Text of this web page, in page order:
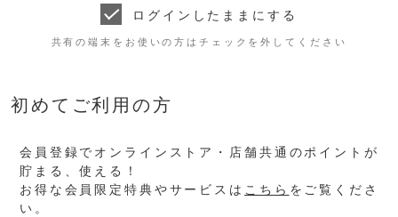
ログインしたままにする
共有の端末をお使いの方はチェックを外してください
初めてご利用の方
会員登録でオンラインストア・店舗共通のポイントが
貯まる、使える！
お得な会員限定特典やサービスは こちら をご覧くださ
い。